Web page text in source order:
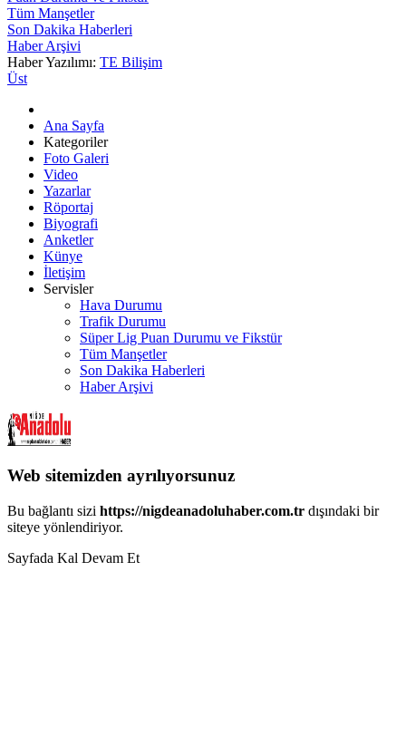
Tüm Manşetler
Son Dakika Haberleri
Haber Arşivi
Haber Yazılımı: TE Bilişim
Üst
Ana Sayfa
Kategoriler
Foto Galeri
Video
Yazarlar
Röportaj
Biyografi
Anketler
Künye
İletişim
Servisler
Hava Durumu
Trafik Durumu
Süper Lig Puan Durumu ve Fikstür
Tüm Manşetler
Son Dakika Haberleri
Haber Arşivi
Web sitemizden ayrılıyorsunuz
Bu bağlantı sizi https://nigdeanadoluhaber.com.tr dışındaki bir
siteye yönlendiriyor.
Sayfada Kal Devam Et